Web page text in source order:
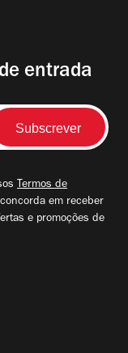
entrada
Termos de
em receber
e promoções de